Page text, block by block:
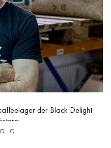
der Black Delight